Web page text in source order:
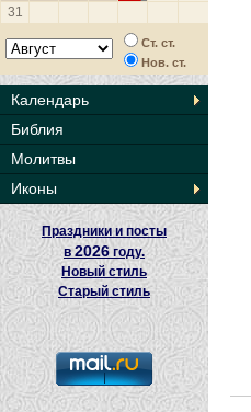
31
Ст. ст.
Нов. ст.
Календарь
Библия
Молитвы
Иконы
Праздники и посты
в2026 году.
Новый стиль
Старый стиль